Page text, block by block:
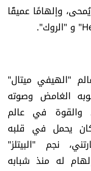
وإلهامًا عميقًا
"الهيفي ميتال"
الغامض وصوته
والقوة في عالم
يحمل في قلبه
نجم "البيتلز"
له منذ شبابه